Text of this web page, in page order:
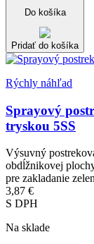
Do košíka
Pridať do košíka
Rýchly náhľad
Sprayový
tryskou 5SS
Výsuvný
obdĺžnikovej
pre zakladanie
3,87 €
S DPH
Na sklade